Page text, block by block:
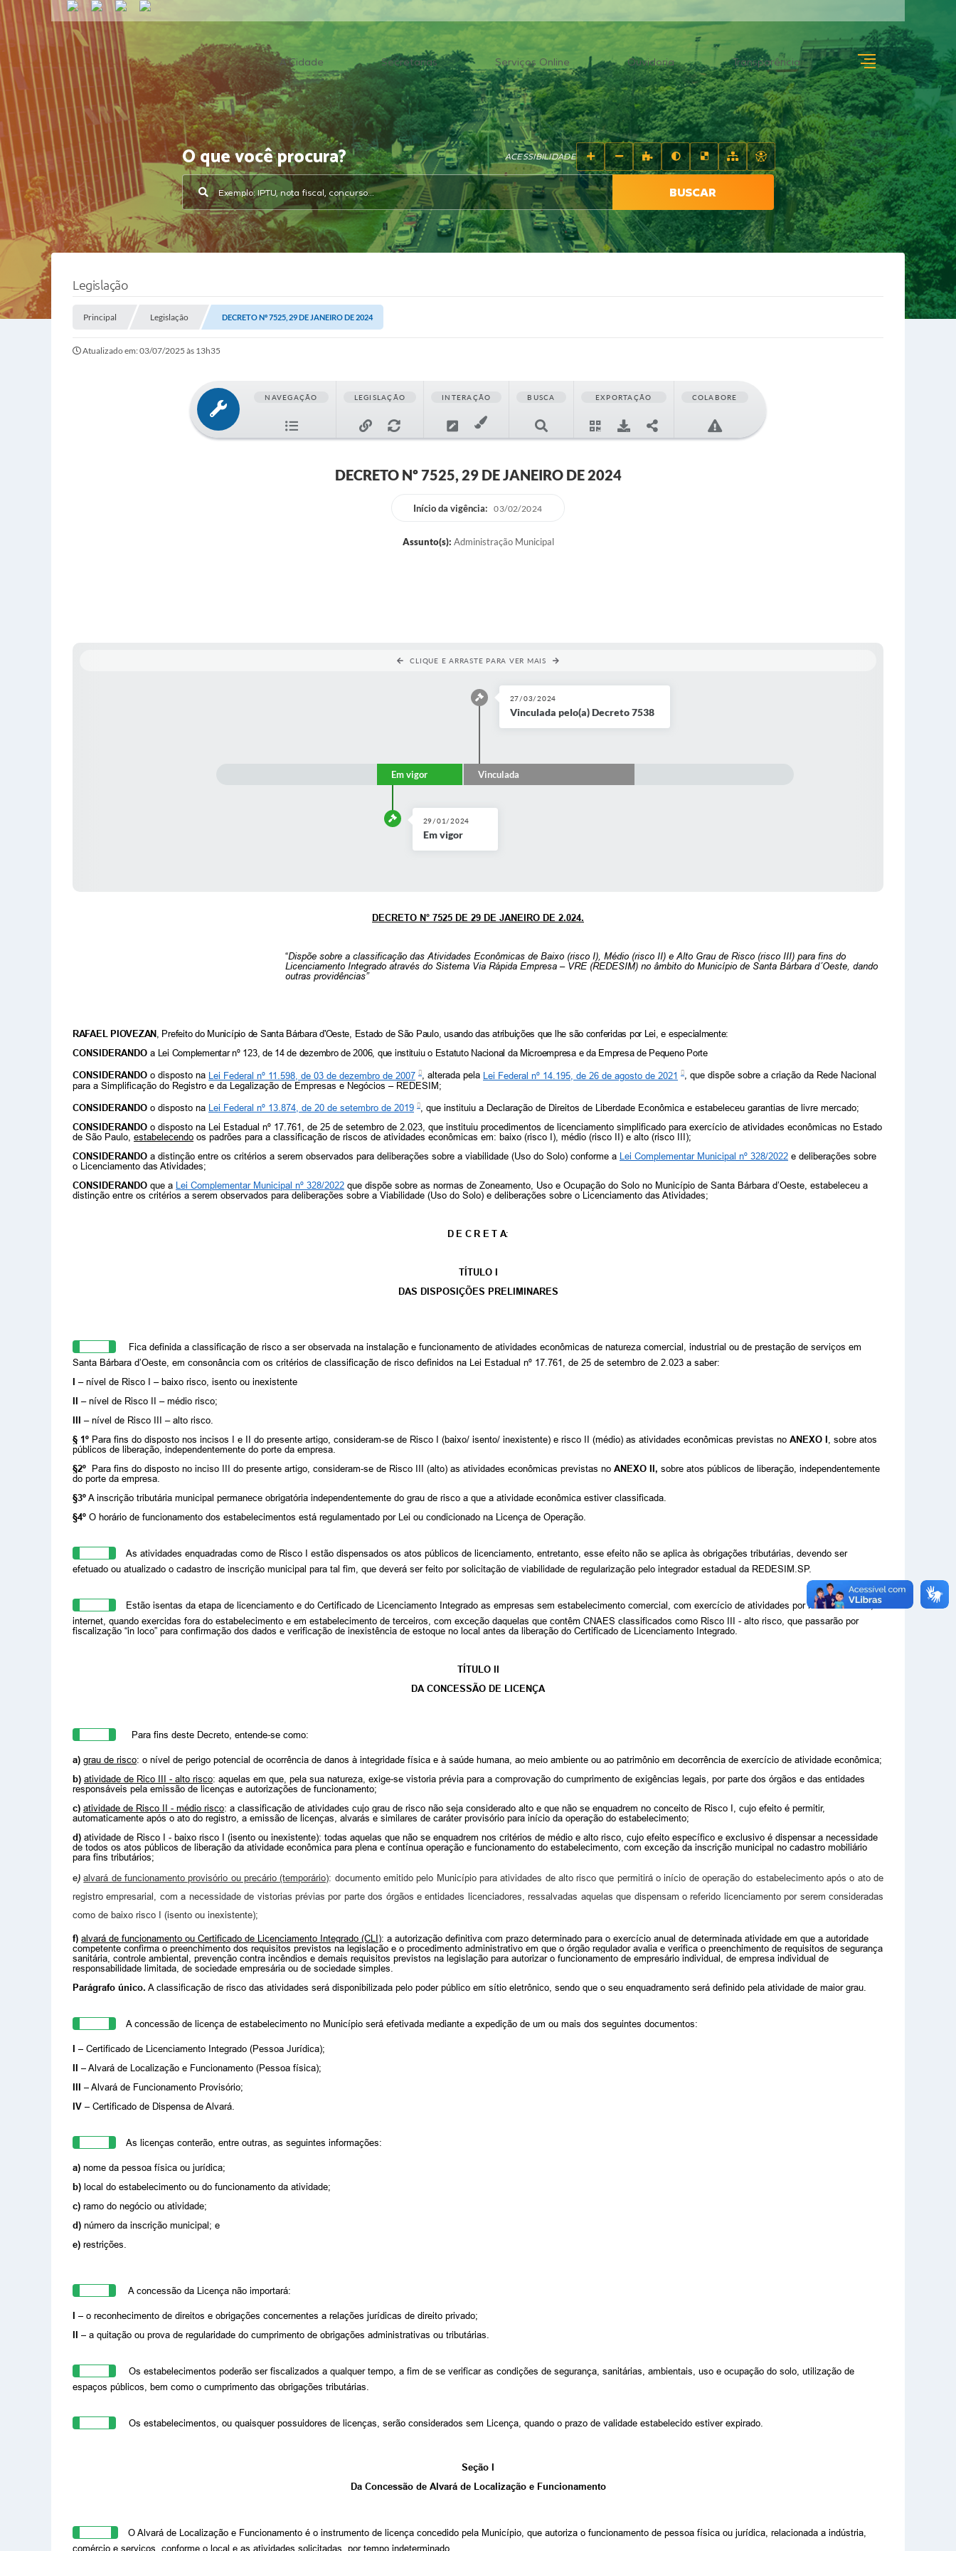
A Cidade Secretarias Serviços Online Ouvidoria Transparência
O que você procura?
BUSCAR
ACESSIBILIDADE
Legislação
Principal Legislação DECRETO Nº 7525, 29 DE JANEIRO DE 2024
Atualizado em: 03/07/2025 às 13h35
NAVEGAÇÃO LEGISLAÇÃO INTERAÇÃO BUSCA EXPORTAÇÃO COLABORE
DECRETO Nº 7525, 29 DE JANEIRO DE 2024
Início da vigência: 03/02/2024
Assunto(s): Administração Municipal
CLIQUE E ARRASTE PARA VER MAIS
Em vigor
29/01/2024
Em vigor
Vinculada
27/03/2024
Vinculada pelo(a) Decreto 7538
DECRETO N° 7525 DE 29 DE JANEIRO DE 2.024.
“Dispõe sobre a classificação das Atividades Econômicas de Baixo (risco I), Médio (risco II) e Alto Grau de Risco (risco III) para fins do
Licenciamento Integrado através do Sistema Via Rápida Empresa – VRE (REDESIM) no âmbito do Município de Santa Bárbara d´Oeste, dando
outras providências”
RAFAEL PIOVEZAN , Prefeito do Município de Santa Bárbara d'Oeste, Estado de São Paulo, usando das atribuições que lhe são conferidas por Lei, e especialmente:
CONSIDERANDO a Lei Complementar nº 123, de 14 de dezembro de 2006, que instituiu o Estatuto Nacional da Microempresa e da Empresa de Pequeno Porte
CONSIDERANDO o disposto na Lei Federal nº 11.598, de 03 de dezembro de 2007 , alterada pela Lei Federal nº 14.195, de 26 de agosto de 2021 , que dispõe sobre a criação da Rede Nacional
para a Simplificação do Registro e da Legalização de Empresas e Negócios – REDESIM;
CONSIDERANDO o disposto na Lei Federal nº 13.874, de 20 de setembro de 2019
, que instituiu a Declaração de Direitos de Liberdade Econômica e estabeleceu garantias de livre mercado;
CONSIDERANDO o disposto na Lei Estadual nº 17.761, de 25 de setembro de 2.023, que instituiu procedimentos de licenciamento simplificado para exercício de atividades econômicas no Estado
de São Paulo, estabelecendo os padrões para a classificação de riscos de atividades econômicas em: baixo (risco I), médio (risco II) e alto (risco III);
CONSIDERANDO a distinção entre os critérios a serem observados para deliberações sobre a viabilidade (Uso do Solo) conforme a Lei Complementar Municipal nº 328/2022 e deliberações sobre
o Licenciamento das Atividades;
CONSIDERANDO que a Lei Complementar Municipal nº 328/2022 que dispõe sobre as normas de Zoneamento, Uso e Ocupação do Solo no Município de Santa Bárbara d’Oeste, estabeleceu a
distinção entre os critérios a serem observados para deliberações sobre a Viabilidade (Uso do Solo) e deliberações sobre o Licenciamento das Atividades;
D E C R E T A:
TÍTULO I
DAS DISPOSIÇÕES PRELIMINARES
Fica definida a classificação de risco a ser observada na instalação e funcionamento de atividades econômicas de natureza comercial, industrial ou de prestação de serviços em
Santa Bárbara d’Oeste, em consonância com os critérios de classificação de risco definidos na Lei Estadual nº 17.761, de 25 de setembro de 2.023 a saber:
I –nível de Risco I – baixo risco, isento ou inexistente
II –nível de Risco II – médio risco;
III –nível de Risco III – alto risco.
§ 1º Para fins do disposto nos incisos I e II do presente artigo, consideram-se de Risco I (baixo/ isento/ inexistente) e risco II (médio) as atividades econômicas previstas no ANEXO I , sobre atos
públicos de liberação, independentemente do porte da empresa.
§2º
Para fins do disposto no inciso III do presente artigo, consideram-se de Risco III (alto) as atividades econômicas previstas no ANEXO II, sobre atos públicos de liberação, independentemente
do porte da empresa.
§3º A inscrição tributária municipal permanece obrigatória independentemente do grau de risco a que a atividade econômica estiver classificada.
§4º O horário de funcionamento dos estabelecimentos está regulamentado por Lei ou condicionado na Licença de Operação.
As atividades enquadradas como de Risco I estão dispensados os atos públicos de licenciamento, entretanto, esse efeito não se aplica às obrigações tributárias, devendo ser
efetuado ou atualizado o cadastro de inscrição municipal para tal fim, que deverá ser feito por solicitação de viabilidade de regularização pelo integrador estadual da REDESIM.SP.
Estão isentas da etapa de licenciamento e do Certificado de Licenciamento Integrado as empresas sem estabelecimento comercial, com exercício de atividades por meio eletrônico,
internet, quando exercidas fora do estabelecimento e em estabelecimento de terceiros, com exceção daquelas que contêm CNAES classificados como Risco III - alto risco, que passarão por
fiscalização “in loco” para confirmação dos dados e verificação de inexistência de estoque no local antes da liberação do Certificado de Licenciamento Integrado.
TÍTULO II
DA CONCESSÃO DE LICENÇA
Para fins deste Decreto, entende-se como:
a) grau de risco: o nível de perigo potencial de ocorrência de danos à integridade física e à saúde humana, ao meio ambiente ou ao patrimônio em decorrência de exercício de atividade econômica;
b) atividade de Rico III - alto risco: aquelas em que, pela sua natureza, exige-se vistoria prévia para a comprovação do cumprimento de exigências legais, por parte dos órgãos e das entidades
responsáveis pela emissão de licenças e autorizações de funcionamento;
c) atividade de Risco II - médio risco: a classificação de atividades cujo grau de risco não seja considerado alto e que não se enquadrem no conceito de Risco I, cujo efeito é permitir,
automaticamente após o ato do registro, a emissão de licenças, alvarás e similares de caráter provisório para início da operação do estabelecimento;
d) atividade de Risco I - baixo risco I (isento ou inexistente): todas aquelas que não se enquadrem nos critérios de médio e alto risco, cujo efeito específico e exclusivo é dispensar a necessidade
de todos os atos públicos de liberação da atividade econômica para plena e contínua operação e funcionamento do estabelecimento, com exceção da inscrição municipal no cadastro mobiliário
para fins tributários;
e)alvará de funcionamento provisório ou precário (temporário): documento emitido pelo Município para atividades de alto risco que permitirá o início de operação do estabelecimento após o ato de
registro empresarial, com a necessidade de vistorias prévias por parte dos órgãos e entidades licenciadores, ressalvadas aquelas que dispensam o referido licenciamento por serem consideradas
como de baixo risco I (isento ou inexistente);
f) alvará de funcionamento ou Certificado de Licenciamento Integrado (CLI): a autorização definitiva com prazo determinado para o exercício anual de determinada atividade em que a autoridade
competente confirma o preenchimento dos requisitos previstos na legislação e o procedimento administrativo em que o órgão regulador avalia e verifica o preenchimento de requisitos de segurança
sanitária, controle ambiental, prevenção contra incêndios e demais requisitos previstos na legislação para autorizar o funcionamento de empresário individual, de empresa individual de
responsabilidade limitada, de sociedade empresária ou de sociedade simples.
Parágrafo único. A classificação de risco das atividades será disponibilizada pelo poder público em sítio eletrônico, sendo que o seu enquadramento será definido pela atividade de maior grau.
A concessão de licença de estabelecimento no Município será efetivada mediante a expedição de um ou mais dos seguintes documentos:
I – Certificado de Licenciamento Integrado (Pessoa Jurídica);
II – Alvará de Localização e Funcionamento (Pessoa física);
III – Alvará de Funcionamento Provisório;
V – Certificado de Dispensa de Alvará.
As licenças conterão, entre outras, as seguintes informações:
a) nome da pessoa física ou jurídica;
b) local do estabelecimento ou do funcionamento da atividade;
c) ramo do negócio ou atividade;
d) número da inscrição municipal; e
e) restrições.
A concessão da Licença não importará:
I – o reconhecimento de direitos e obrigações concernentes a relações jurídicas de direito privado;
II – a quitação ou prova de regularidade do cumprimento de obrigações administrativas ou tributárias.
Os estabelecimentos poderão ser fiscalizados a qualquer tempo, a fim de se verificar as condições de segurança, sanitárias, ambientais, uso e ocupação do solo, utilização de
espaços públicos, bem como o cumprimento das obrigações tributárias.
Os estabelecimentos, ou quaisquer possuidores de licenças, serão considerados sem Licença, quando o prazo de validade estabelecido estiver expirado.
Seção I
Da Concessão de Alvará de Localização e Funcionamento
O Alvará de Localização e Funcionamento é o instrumento de licença concedido pela Município, que autoriza o funcionamento de pessoa física ou jurídica, relacionada a indústria,
comércio e serviços, conforme o local e as atividades solicitadas, por tempo indeterminado.